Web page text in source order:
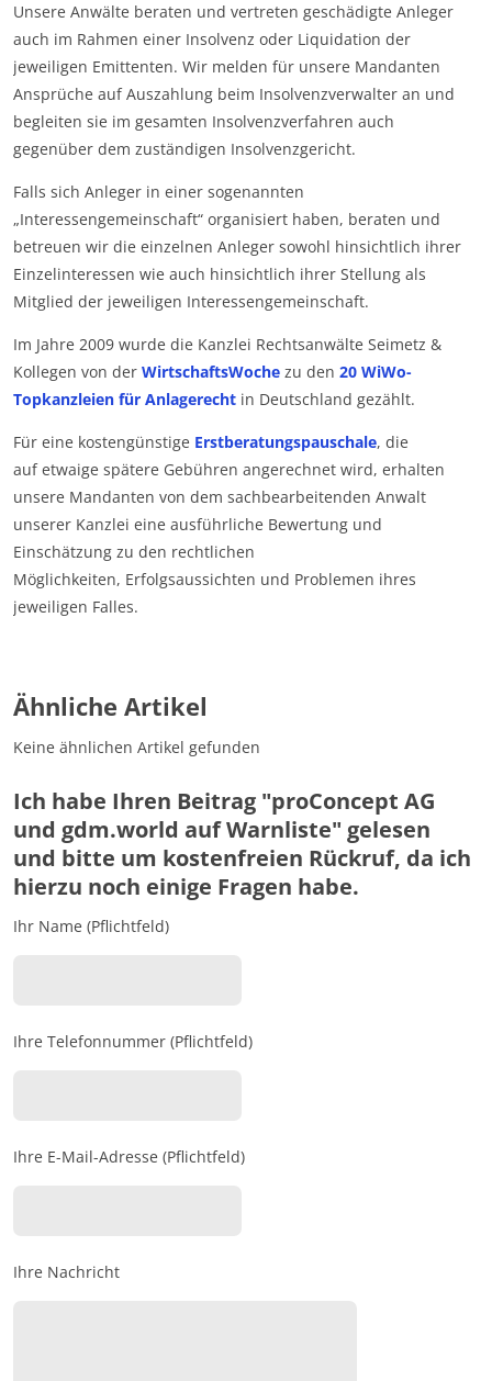
Unsere Anwälte beraten und vertreten geschädigte Anleger
auch im Rahmen einer Insolvenz oder Liquidation der
jeweiligen Emittenten. Wir melden für unsere Mandanten
Ansprüche auf Auszahlung beim Insolvenzverwalter an und
begleiten sie im gesamten Insolvenzverfahren auch
gegenüber dem zuständigen Insolvenzgericht.
Falls sich Anleger in einer sogenannten
„Interessengemeinschaft“ organisiert haben, beraten und
betreuen wir die einzelnen Anleger sowohl hinsichtlich ihrer
Einzelinteressen wie auch hinsichtlich ihrer Stellung als
Mitglied der jeweiligen Interessengemeinschaft.
Im Jahre 2009 wurde die Kanzlei Rechtsanwälte Seimetz &
Kollegen von der WirtschaftsWochezu den 20 WiWo-
Topkanzleien für Anlagerecht in Deutschland gezählt.
Für eine kostengünstige Erstberatungspauschale, die
auf etwaige spätere Gebühren angerechnet wird, erhalten
unsere Mandanten von dem sachbearbeitenden Anwalt
unserer Kanzlei eine ausführliche Bewertung und
Einschätzung zu den rechtlichen
Möglichkeiten, Erfolgsaussichten und Problemen ihres
jeweiligen Falles.
Ähnliche Artikel
Keine ähnlichen Artikel gefunden
Ich habe Ihren Beitrag "proConcept AG
und gdm.world auf Warnliste" gelesen
und bitte um kostenfreien Rückruf, da ich
hierzu noch einige Fragen habe.
Ihr Name (Pflichtfeld)
Ihre Telefonnummer (Pflichtfeld)
Ihre E-Mail-Adresse (Pflichtfeld)
Ihre Nachricht